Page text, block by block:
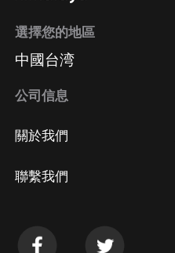
選擇您的地區
中國台湾
公司信息
關於我們
聯繫我們